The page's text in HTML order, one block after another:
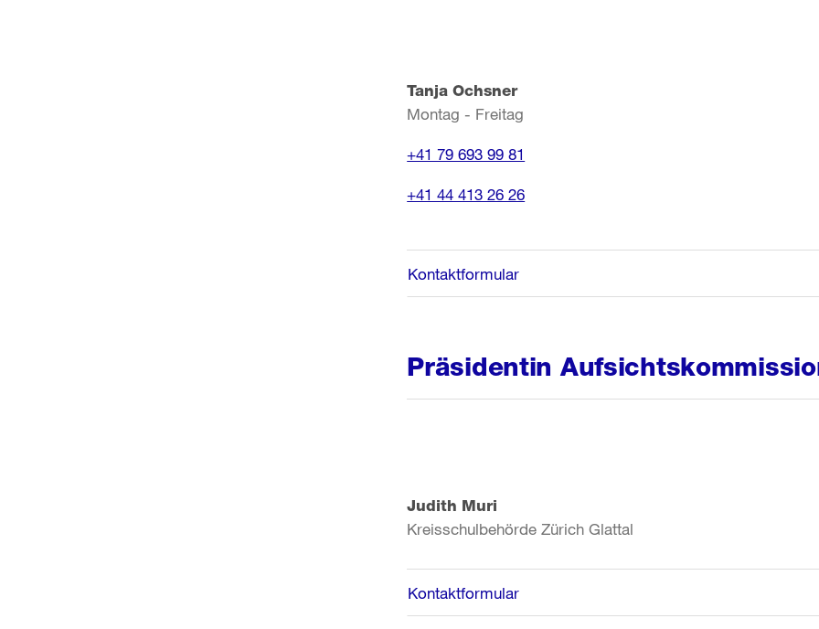
Tanja Ochsner
Montag - Freitag
+41 79 693 99 81
+41 44 413 26 26
Kontaktformular
Präsidentin
Judith Muri
Kreisschulbehörde Zürich Glattal
Kontaktformular